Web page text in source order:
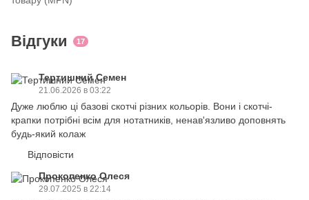
Відгуки 17
Тертишний Семен
21.06.2026 в 03:22
Дуже люблю ці базові скотчі різних кольорів. Вони і скотчі-
крапки потрібні всім для нотатників, ненав'язливо доповнять
будь-який колаж
Відповісти
Прокопенко Олеся
29.07.2025 в 22:14